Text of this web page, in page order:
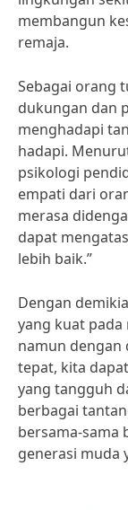
membangun
remaja.
Sebagai orang
dukungan dan
menghadapi
hadapi.
psikologi
empati dari
merasa
dapat
lebih baik.”
Dengan
yang kuat pada
namun dengan
tepat, kita
yang tangguh
berbagai
bersama-sama
generasi muda